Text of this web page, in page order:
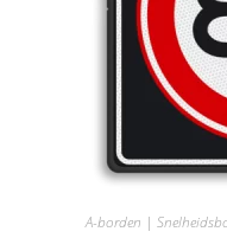
A-borden |